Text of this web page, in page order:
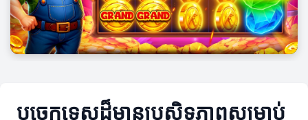
បច្ចេកទេសដ៏មានប្រសិទ្ធភាពសម្រាប់